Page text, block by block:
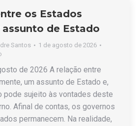
os Estados
de Estado
Santos
1 de agosto de 2026
de 2026 A relação entre
um assunto de Estado e,
pode sujeito às vontades deste
Afinal de contas, os governos
permanecem. Na realidade,